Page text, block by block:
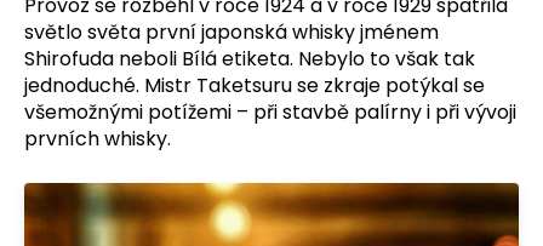
Provoz se rozběhl v roce 1924 a v roce 1929 spatřila
světlo světa první japonská whisky jménem
Shirofuda neboli Bílá etiketa. Nebylo to však tak
jednoduché. Mistr Taketsuru se zkraje potýkal se
všemožnými potížemi – při stavbě palírny i při vývoji
prvních whisky.
m
e